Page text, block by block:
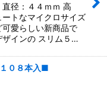
径：４４ｍｍ 高
トなマイクロサイズ
愛らしい新商品で
ザインの スリム５…
０８本入■